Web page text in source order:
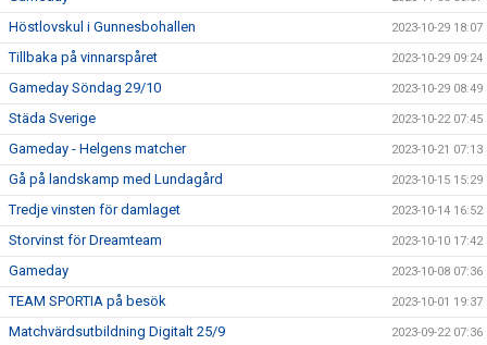
Höstlovskul i Gunnesbohallen 2023-10-29 18:07
Tillbaka på vinnarspåret 2023-10-29 09:24
Gameday Söndag 29/10 2023-10-29 08:49
Städa Sverige 2023-10-22 07:45
Gameday - Helgens matcher 2023-10-21 07:13
Gå på landskamp med Lundagård 2023-10-15 15:29
Tredje vinsten för damlaget 2023-10-14 16:52
Storvinst för Dreamteam 2023-10-10 17:42
Gameday 2023-10-08 07:36
TEAM SPORTIA på besök 2023-10-01 19:37
Matchvärdsutbildning Digitalt 25/9 2023-09-22 07:36